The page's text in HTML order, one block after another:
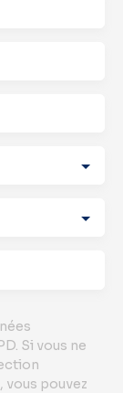
Si vous ne
pouvez